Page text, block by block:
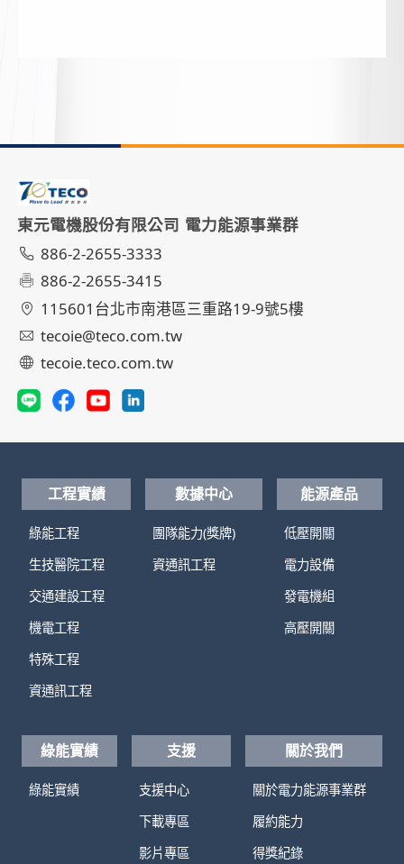
東元電機股份有限公司 電力能源事業群
886-2-2655-3333
886-2-2655-3415
115601台北市南港區三重路19-9號5樓
tecoie@teco.com.tw
tecoie.teco.com.tw
工程實績
綠能工程
生技醫院工程
交通建設工程
機電工程
特殊工程
資通訊工程
數據中心
團隊能力(獎牌)
資通訊工程
能源產品
低壓開關
電力設備
發電機組
高壓開關
綠能實績
綠能實績
支援
支援中心
下載專區
影片專區
關於我們
關於電力能源事業群
履約能力
得獎紀錄